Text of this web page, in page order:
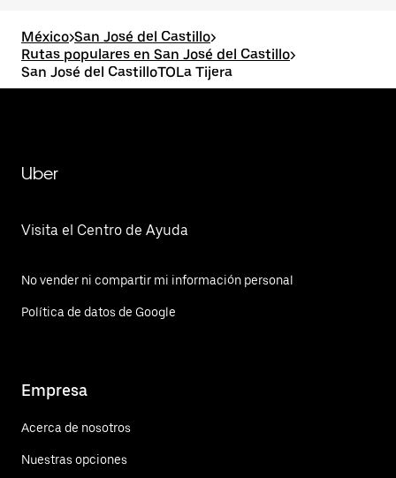
México>San José del Castillo>
Rutas populares en San José del Castillo>
San José del CastilloTOLa Tijera
Uber
Visita el Centro de Ayuda
No vender ni compartir mi información personal
Política de datos de Google
Empresa
Acerca de nosotros
Nuestras opciones